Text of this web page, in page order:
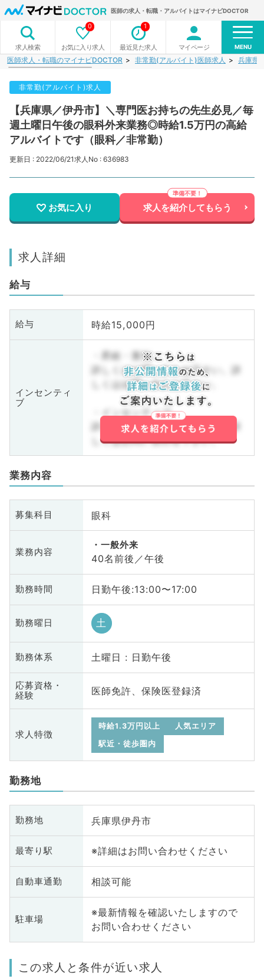
医師の求人・転職・アルバイトはマイナビDOCTOR
求人検索 お気に入り求人
0
最近見た求人
1
マイページ MENU
医師求人・転職のマイナビDOCTOR 非常勤(アルバイト)医師求人 兵庫県
非常勤(アルバイト)求人
【兵庫県／伊丹市】＼専門医お持ちの先生必見／毎
週土曜日午後の眼科外来業務◎時給1.5万円の高給
アルバイトです（眼科／非常勤）
更新日 : 2022/06/21求人No : 636983
お気に入り 求人を紹介してもらう
求人詳細
給与
給与 時給15,000円
インセンティ
ブ
・昇給・賞与
詳しくはお問い合わせ下さい。詳
しくはお問い合わせ下さい。
・インセンティブ
詳しくはお問い合わせ下さい。詳
しくはお問い合わせ下さい。
業務内容
募集科目 眼科
業務内容
一般外来
40名前後／午後
勤務時間 日勤午後:13:00〜17:00
勤務曜日 土
勤務体系 土曜日 : 日勤午後
応募資格・
経験
医師免許、保険医登録済
求人特徴
時給1.3万円以上
人気エリア
駅近・徒歩圏内
勤務地
勤務地 兵庫県伊丹市
最寄り駅 ※詳細はお問い合わせください
自動車通勤 相談可能
駐車場
※最新情報を確認いたしますので
お問い合わせください
この求人と条件が近い求人